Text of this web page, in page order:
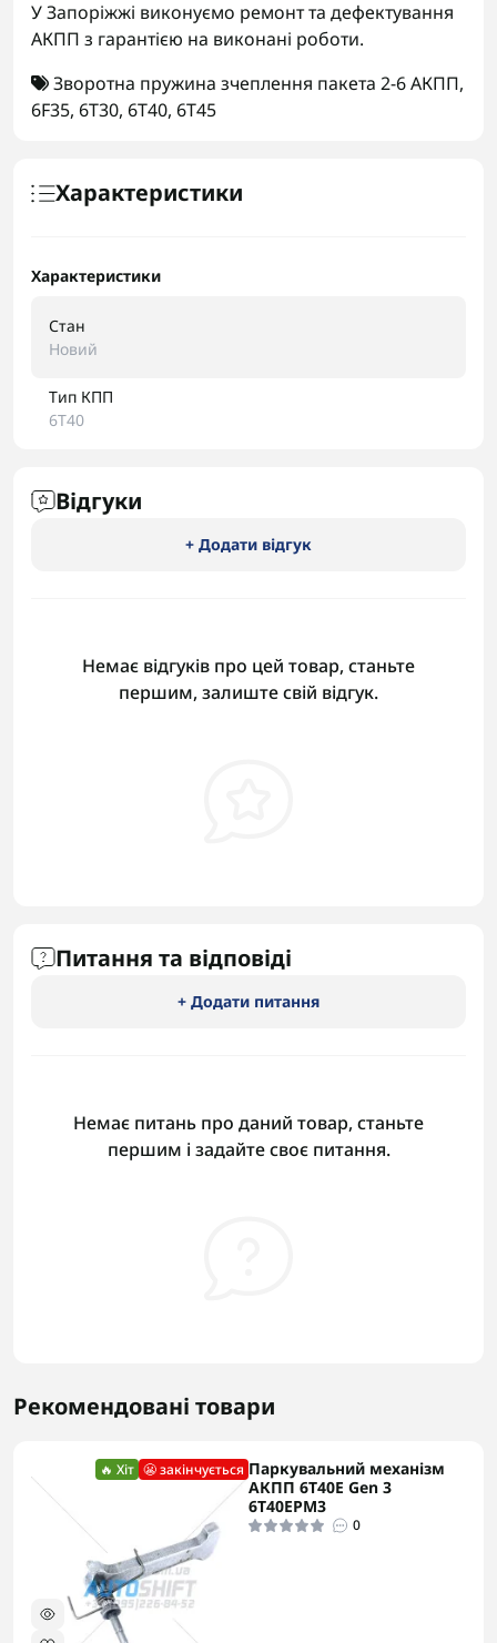
У Запоріжжі виконуємо ремонт та дефектування
АКПП з гарантією на виконані роботи.
Зворотна пружина зчеплення пакета 2-6 АКПП,
6F35, 6T30, 6T40, 6T45
Характеристики
Характеристики
Стан
Новий
Тип КПП
6T40
Відгуки
+ Додати відгук
Немає відгуків про цей товар, станьте
першим, залиште свій відгук.
Питання та відповіді
+ Додати питання
Немає питань про даний товар, станьте
першим і задайте своє питання.
Рекомендовані товари
🔥 Хіт 😬 закінчується Паркувальний механізм
АКПП 6T40E Gen 3
6T40EPM3
0